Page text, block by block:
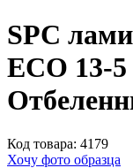
SPC
ECO 13-
Код товара: 4179
Хочу фото образца